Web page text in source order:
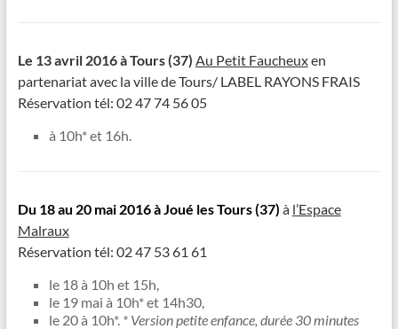
Le 13 avril 2016 à Tours (37) Au Petit Faucheuxen
partenariat avec la ville de Tours/ LABEL RAYONS FRAIS
Réservation tél: 02 47 74 56 05
à 10h* et 16h.
Du 18 au 20 mai 2016 à Joué les Tours (37) à l’Espace
Malraux
Réservation tél: 02 47 53 61 61
le 18 à 10h et 15h,
le 19 mai à 10h* et 14h30,
le 20 à 10h*.* Version petite enfance, durée 30 minutes